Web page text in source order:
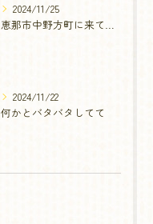
2024/11/25
恵那市中野方町に来てから
2024/11/22
何かとバタバタしてて